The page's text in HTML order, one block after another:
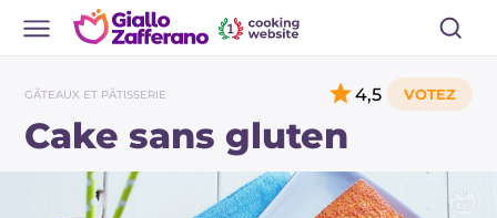
GÂTEAUX ET PÂTISSERIE
Cake sans gluten
4,5